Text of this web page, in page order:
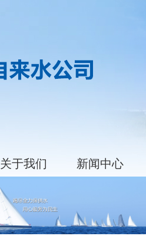
关于我们 新闻中心